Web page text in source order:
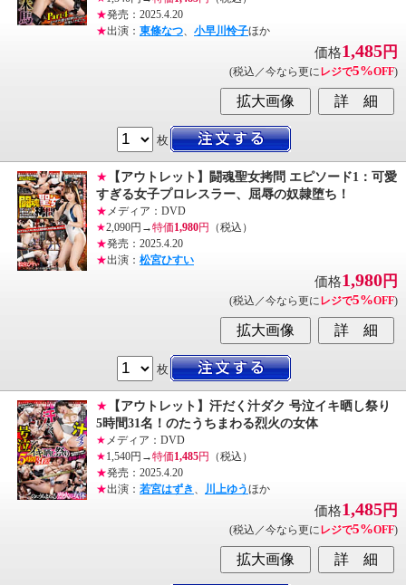
★発売：2025.4.20
★出演： 東條なつ、 小早川怜子ほか
価格1,485円
(税込／今なら更に レジで5%OFF)
枚
★ 【アウトレット】闘魂聖女拷問 エピソード1：可愛
すぎる女子プロレスラー、屈辱の奴隷堕ち！
★ メディア：DVD
★2,090円→特価1,980円
（税込）
★発売：2025.4.20
★出演： 松宮ひすい
価格1,980円
(税込／今なら更に レジで5%OFF)
枚
★ 【アウトレット】汗だく汁ダク 号泣イキ晒し祭り
5時間31名！のたうちまわる烈火の女体
★ メディア：DVD
★1,540円→特価1,485円
（税込）
★発売：2025.4.20
★出演： 若宮はずき 、 川上ゆうほか
価格1,485円
(税込／今なら更に レジで5%OFF)